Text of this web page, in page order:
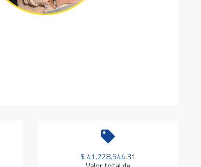
$ 41,228,544.31